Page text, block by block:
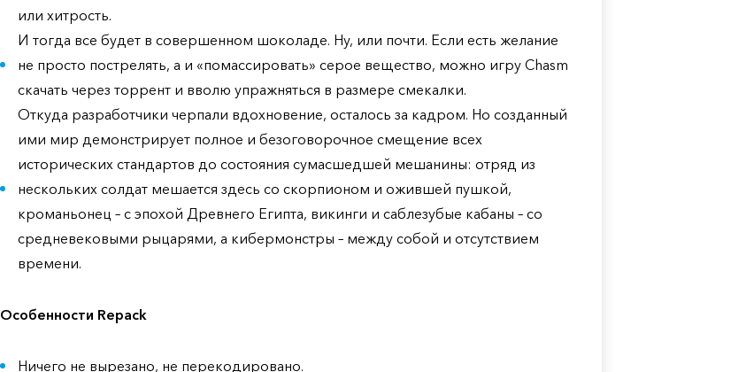
или хитрость.
И тогда все будет в совершенном шоколаде. Ну, или почти. Если есть желание
не просто пострелять, а и «помассировать» серое вещество, можно игру Chasm
скачать через торрент и вволю упражняться в размере смекалки.
Откуда разработчики черпали вдохновение, осталось за кадром. Но созданный
ими мир демонстрирует полное и безоговорочное смещение всех
исторических стандартов до состояния сумасшедшей мешанины: отряд из
нескольких солдат мешается здесь со скорпионом и ожившей пушкой,
кроманьонец – с эпохой Древнего Египта, викинги и саблезубые кабаны – со
средневековыми рыцарями, а кибермонстры – между собой и отсутствием
времени.
Особенности Repack
Ничего не вырезано, не перекодировано.